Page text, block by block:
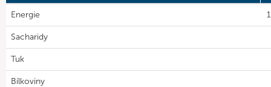
Energie
Sacharidy
Tuk
Bílkoviny